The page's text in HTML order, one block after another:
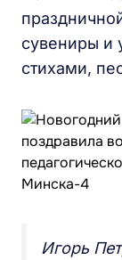
сувениры и
стихами,
Игорь